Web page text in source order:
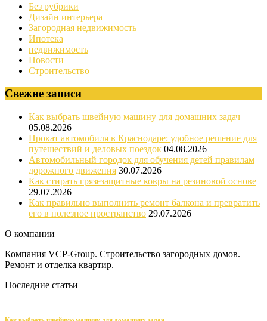
Без рубрики
Дизайн интерьера
Загородная недвижимость
Ипотека
недвижимость
Новости
Строительство
Свежие записи
Как выбрать швейную машину для домашних задач
05.08.2026
Прокат автомобиля в Краснодаре: удобное решение для
путешествий и деловых поездок 04.08.2026
Автомобильный городок для обучения детей правилам
дорожного движения 30.07.2026
Как стирать грязезащитные ковры на резиновой основе
29.07.2026
Как правильно выполнить ремонт балкона и превратить
его в полезное пространство 29.07.2026
О компании
Компания VCP-Group. Строительство загородных домов.
Ремонт и отделка квартир.
Последние статьи